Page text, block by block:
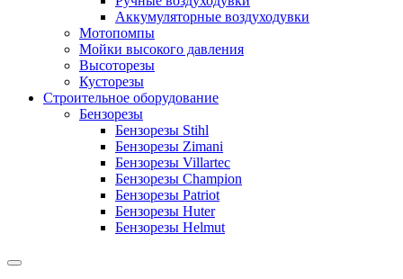
Аккумуляторные воздуходувки
Мотопомпы
Мойки высокого давления
Высоторезы
Кусторезы
Строительное оборудование
Бензорезы
Бензорезы Stihl
Бензорезы Zimani
Бензорезы Villartec
Бензорезы Champion
Бензорезы Patriot
Бензорезы Huter
Бензорезы Helmut